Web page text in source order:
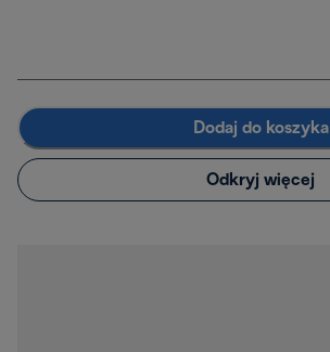
Dodaj do koszyka
Odkryj więcej